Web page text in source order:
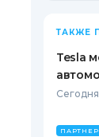
ТАКЖЕ
Tesla
Сегодня